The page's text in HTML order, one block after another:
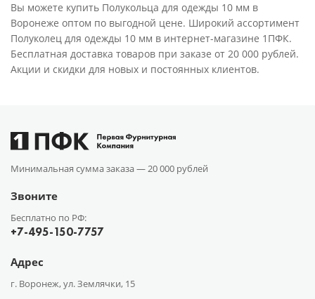
Вы можете купить Полукольца для одежды 10 мм в
Воронеже оптом по выгодной цене. Широкий ассортимент
Полуколец для одежды 10 мм в интернет-магазине 1ПФК.
Бесплатная доставка товаров при заказе от 20 000 рублей.
Акции и скидки для новых и постоянных клиентов.
Минимальная сумма заказа —20 000 рублей
Звоните
Бесплатно по РФ:
+7-495-150-7757
Адрес
г. Воронеж, ул. Землячки, 15